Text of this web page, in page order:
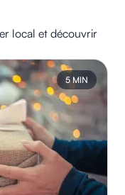
local et découvrir
5 MIN